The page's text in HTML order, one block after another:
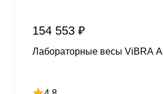
154 553 ₽
Лабораторные весы ViBRA